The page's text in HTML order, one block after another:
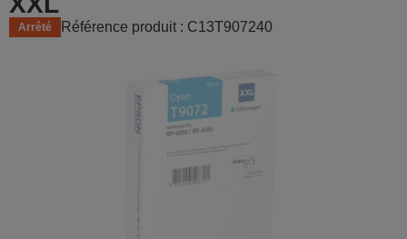
Arrêté Référence produit : C13T907240